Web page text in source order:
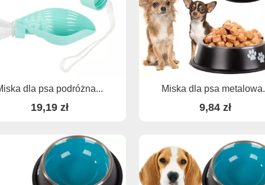
dla psa podróżna...
19,19 zł
Miska dla psa
9,84 zł